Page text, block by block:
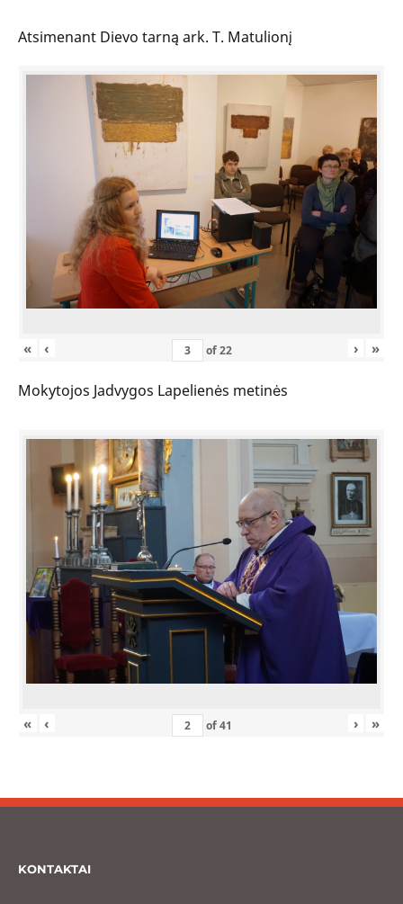
Atsimenant Dievo tarną ark. T. Matulionį
« ‹ of22 › »
Mokytojos Jadvygos Lapelienės metinės
« ‹ of41 › »
KONTAKTAI